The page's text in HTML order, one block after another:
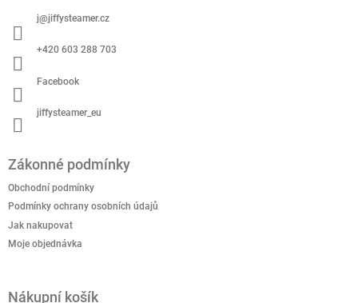
j@jiffysteamer.cz
+420 603 288 703
Facebook
jiffysteamer_eu
Zákonné podmínky
Obchodní podmínky
Podmínky ochrany osobních údajů
Jak nakupovat
Moje objednávka
Nákupní košík